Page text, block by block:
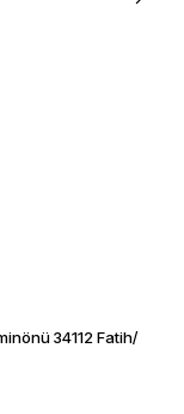
34112 Fatih/